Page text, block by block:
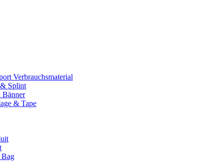
Verbrauchsmaterial
Splint
Bänner
& Tape